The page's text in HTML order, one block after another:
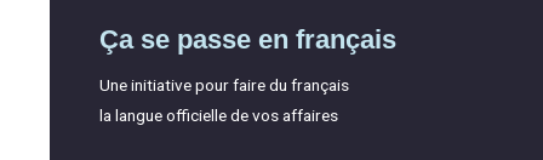
Ça se passe en français
Une initiative pour faire du français
la langue officielle de vos affaires